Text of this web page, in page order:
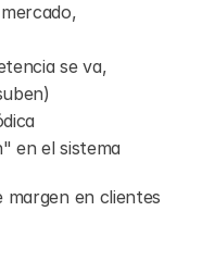
se va,
en el sistema
margen en clientes